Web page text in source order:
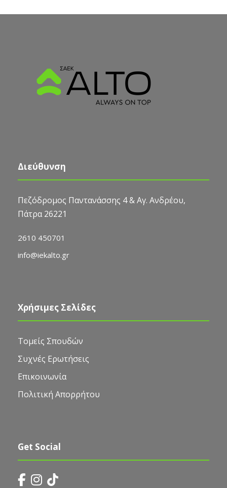
Διεύθυνση
Πεζόδρομος Παντανάσσης 4 & Αγ. Ανδρέου,
Πάτρα 26221
2610 450701
info@iekalto.gr
Χρήσιμες Σελίδες
Τομείς Σπουδών
Συχνές Ερωτήσεις
Επικοινωνία
Πολιτική Απορρήτου
Get Social